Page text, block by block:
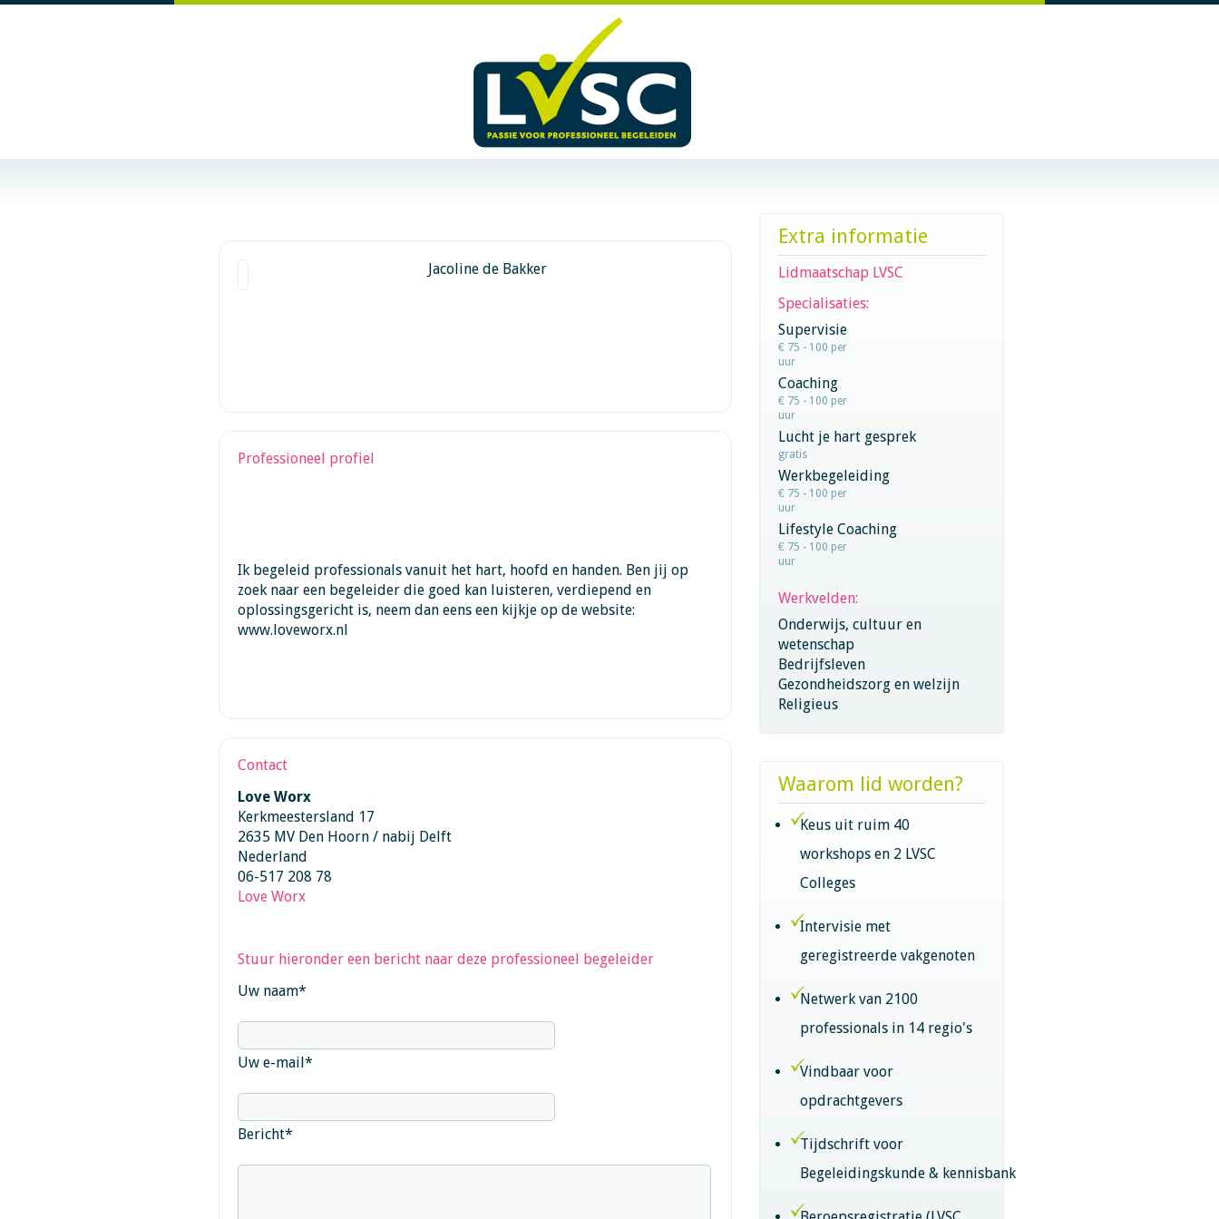
Jacoline de Bakker
Professioneel profiel
Ik begeleid professionals vanuit het hart, hoofd en handen. Ben jij op
zoek naar een begeleider die goed kan luisteren, verdiepend en
oplossingsgericht is, neem dan eens een kijkje op de website:
www.loveworx.nl
Contact
Love Worx
Kerkmeestersland 17
2635 MV Den Hoorn / nabij Delft
Nederland
06-517 208 78
Love Worx
Stuur hieronder een bericht naar deze professioneel begeleider
Uw naam*
Uw e-mail*
Bericht*
Extra informatie
Lidmaatschap LVSC
Specialisaties:
Supervisie
€ 75 - 100 per
uur
Coaching
€ 75 - 100 per
uur
Lucht je hart gesprek
gratis
Werkbegeleiding
€ 75 - 100 per
uur
Lifestyle Coaching
€ 75 - 100 per
uur
Werkvelden:
Onderwijs, cultuur en
wetenschap
Bedrijfsleven
Gezondheidszorg en welzijn
Religieus
Waarom lid worden?
Keus uit ruim 40
workshops en 2 LVSC
Colleges
Intervisie met
geregistreerde vakgenoten
Netwerk van 2100
professionals in 14 regio's
Vindbaar voor
opdrachtgevers
Tijdschrift voor
Begeleidingskunde & kennisbank